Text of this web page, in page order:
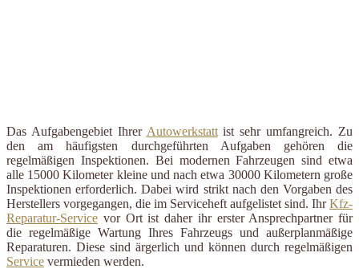
Das Aufgabengebiet Ihrer Autowerkstattist sehr umfangreich. Zu
den am häufigsten durchgeführten Aufgaben gehören die
regelmäßigen Inspektionen. Bei modernen Fahrzeugen sind etwa
alle 15000 Kilometer kleine und nach etwa 30000 Kilometern große
Inspektionen erforderlich. Dabei wird strikt nach den Vorgaben des
Herstellers vorgegangen, die im Serviceheft aufgelistet sind. IhrKfz-
Reparatur-Service vor Ort ist daher ihr erster Ansprechpartner für
die regelmäßige Wartung Ihres Fahrzeugs und außerplanmäßige
Reparaturen. Diese sind ärgerlich und können durch regelmäßigen
Service vermieden werden.